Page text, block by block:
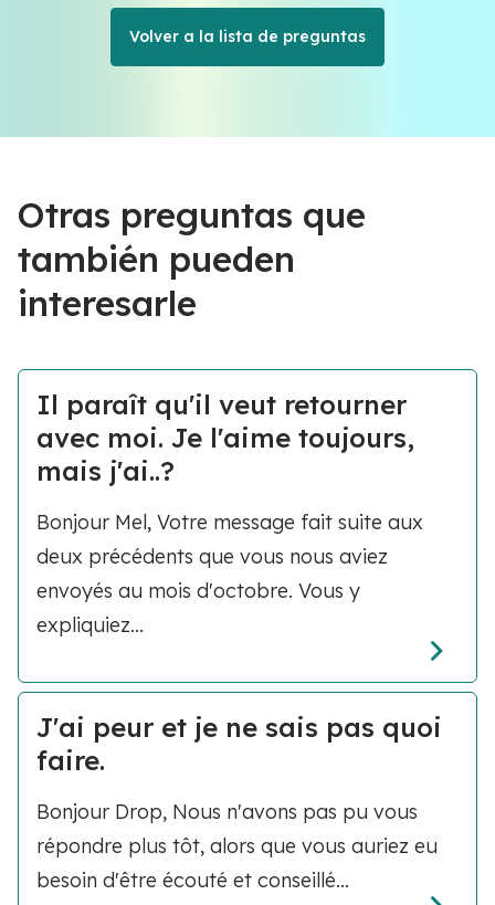
Volver a la lista de preguntas
Otras preguntas que
también pueden
interesarle
Il paraît qu'il veut retourner
avec moi. Je l'aime toujours,
mais j'ai..?
Bonjour Mel, Votre message fait suite aux
deux précédents que vous nous aviez
envoyés au mois d'octobre. Vous y
expliquiez...
J'ai peur et je ne sais pas quoi
faire.
Bonjour Drop, Nous n'avons pas pu vous
répondre plus tôt, alors que vous auriez eu
besoin d'être écouté et conseillé...